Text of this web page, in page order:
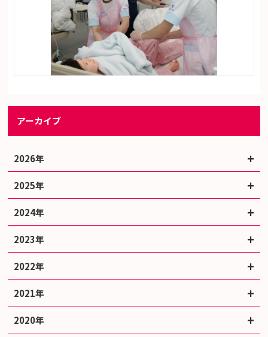
アーカイブ
2026年
2025年
2024年
2023年
2022年
2021年
2020年